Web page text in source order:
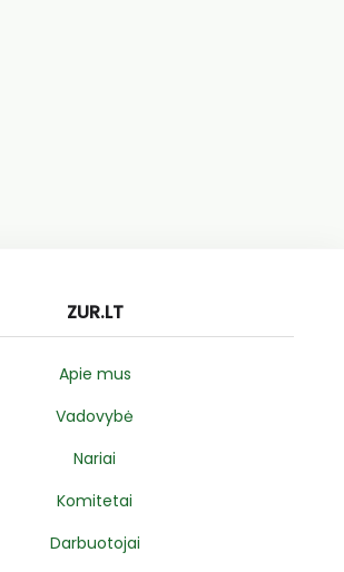
ZUR.LT
Apie mus
Vadovybė
Nariai
Komitetai
Darbuotojai